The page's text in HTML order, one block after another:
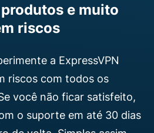
e muito
riscos
a ExpressVPN
riscos com todos os
você não ficar satisfeito,
o suporte em até 30 dias